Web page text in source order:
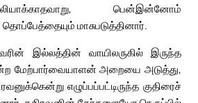
பென்இன்னோம்
மாசுபடுத்தினார்.
இல்லத்தின் வாயிலருகில் இருந்த
மேற்பார்வையாளன் அறையை அடுத்து,
எழுப்பப்பட்டிருந்த குதிரைச்